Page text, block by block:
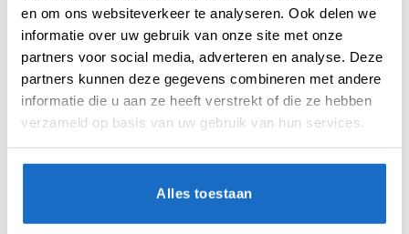
en om ons websiteverkeer te analyseren. Ook delen we
informatie over uw gebruik van onze site met onze
partners voor social media, adverteren en analyse. Deze
partners kunnen deze gegevens combineren met andere
informatie die u aan ze heeft verstrekt of die ze hebben
verzameld op basis van uw gebruik van hun services.
Alles toestaan
AANVULLENDE INFORMATIE
BEOORDELINGEN (0)
KLEUR Black,Silver